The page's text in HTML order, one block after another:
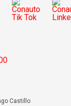
Castillo